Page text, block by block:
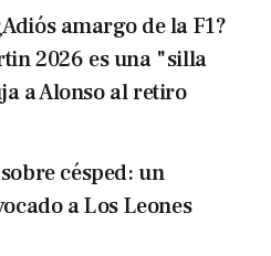
amargo de la F1?
2026 es una "silla
a Alonso al retiro
césped: un
a Los Leones